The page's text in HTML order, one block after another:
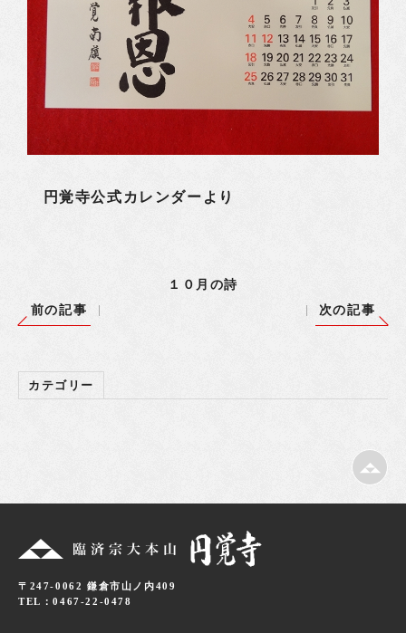
円覚寺公式カレンダーより
１０月の詩
前の記事
次の記事
カテゴリー
〒247-0062 鎌倉市山ノ内409
TEL：0467-22-0478